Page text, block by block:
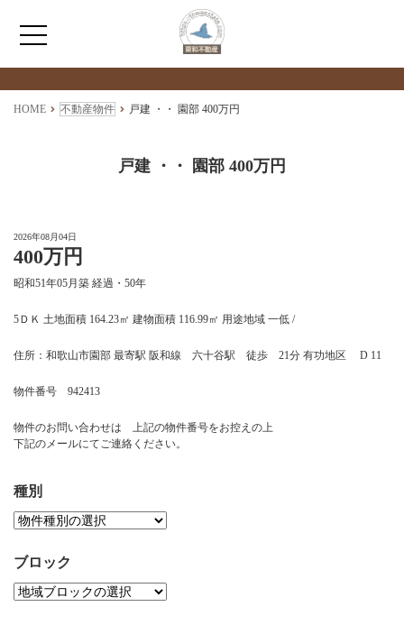
HOME
売買情報
月極駐車場のご案内
お問い合わせ
検索物件の詳細
****
HOME 不動産物件 戸建 ・・ 園部 400万円
戸建 ・・ 園部 400万円
2026年08月04日
400万円
昭和51年05月築 経過・50年
5ＤＫ 土地面積 164.23㎡ 建物面積 116.99㎡ 用途地域 一低 /
住所：和歌山市園部 最寄駅 阪和線 六十谷駅 徒歩 21分 有功地区 D 11
物件番号 942413
物件のお問い合わせは 上記の物件番号をお控えの上
下記のメールにてご連絡ください。
種別
ブロック